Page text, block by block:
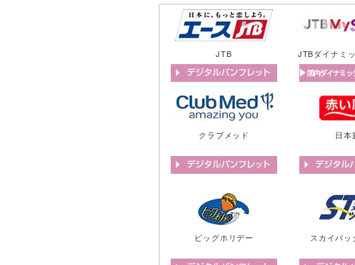
JTB JTBダイナミ
クラブメッド 日本
ビッグホリデー スカイパッ